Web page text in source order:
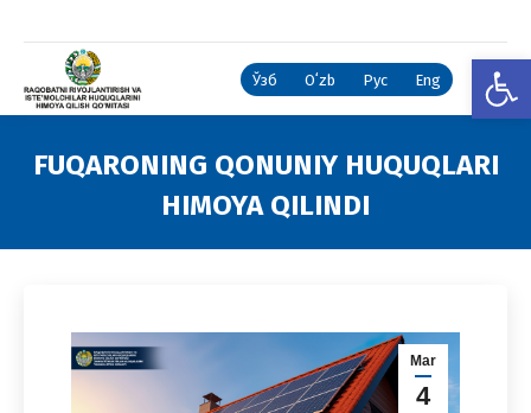
Ўзб Oʻzb Рус Eng
FUQARONING QONUNIY HUQUQLARI
HIMOYA QILINDI
Mar
4